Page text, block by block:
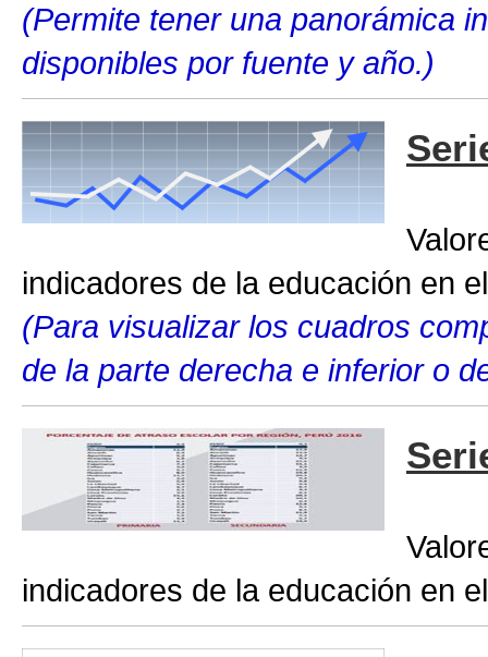
(Permite tener una panorámica
disponibles por fuente y año.)
indicadores de la educación en
(Para visualizar los cuadros
de la parte derecha e inferior o
indicadores de la educación en